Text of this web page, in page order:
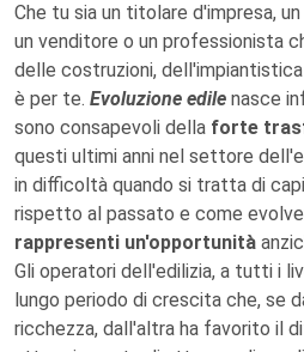
Che tu sia un titolare d'impresa,
un venditore o un professionista
delle costruzioni,
è per te. Evoluzione edile nasce
sono consapevoli della forte
questi ultimi anni nel settore
in difficoltà quando si tratta di
rispetto al passato e come
rappresenti un'opportunità
Gli operatori dell'edilizia, a tutti i
lungo periodo di crescita che, se
ricchezza, dall'altra ha favorito il